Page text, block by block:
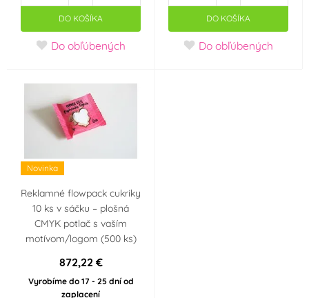
DO KOŠÍKA
Do obľúbených
DO KOŠÍKA
Do obľúbených
Novinka
Reklamné flowpack cukríky
10 ks v sáčku – plošná
CMYK potlač s vaším
motívom/logom (500 ks)
872,22 €
Vyrobíme do 17 - 25 dní od
zaplacení